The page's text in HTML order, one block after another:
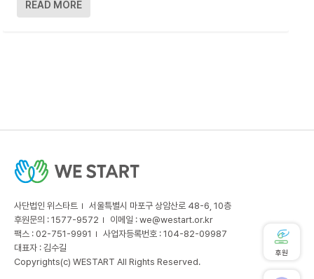
READ MORE
사단법인 위스타트
서울특별시 마포구 상암산로 48-6, 10층
후원문의 : 1577-9572
이메일 : we@westart.or.kr
팩스 : 02-751-9991
사업자등록번호 : 104-82-09987
대표자 : 김수길
Copyrights(c) WESTART All Rights Reserved.
후원